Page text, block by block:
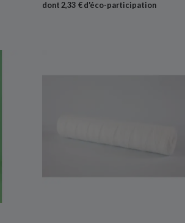
dont 2,33 € d'éco-participation